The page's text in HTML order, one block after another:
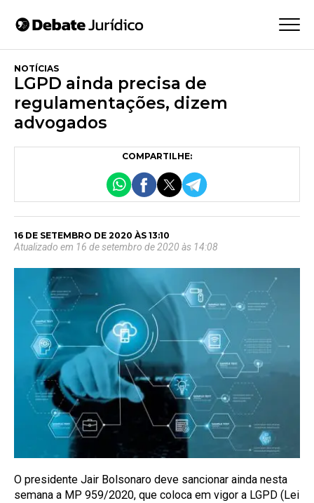
NOTÍCIAS
LGPD ainda precisa de
regulamentações, dizem
advogados
COMPARTILHE:
16 DE SETEMBRO DE 2020 ÀS 13:10
Atualizado em 16 de setembro de 2020 às 14:08
O presidente Jair Bolsonaro deve sancionar ainda nesta
semana a MP 959/2020, que coloca em vigor a LGPD (Lei